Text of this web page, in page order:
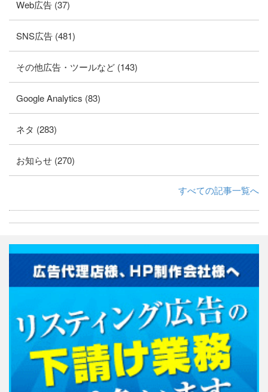
Web広告 (37)
SNS広告 (481)
その他広告・ツールなど (143)
Google Analytics (83)
ネタ (283)
お知らせ (270)
すべての記事一覧へ